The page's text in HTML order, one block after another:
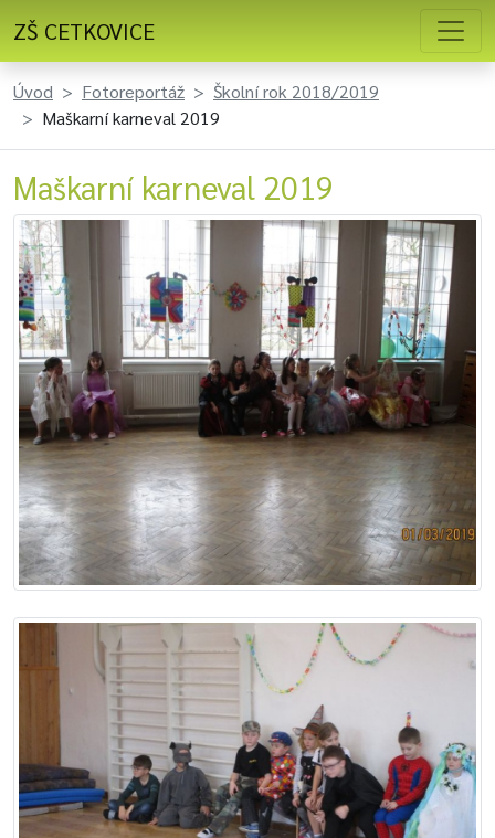
ZŠ CETKOVICE
Úvod Fotoreportáž
Školní rok 2018/2019
Maškarní karneval 2019
Maškarní karneval 2019